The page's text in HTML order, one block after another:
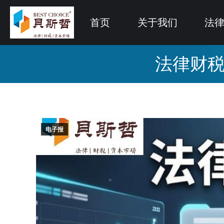
首页 关于我们 法
法律财
电子报